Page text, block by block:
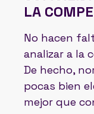
LA
No hacen
analizar a la
De hecho,
pocas bien
mejor que